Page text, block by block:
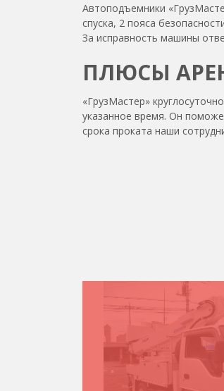
Автоподъемники
спуска, 2 пояса
За исправность машины
ПЛЮСЫ
«ГрузМастер»
указанное время. Он
срока проката наши